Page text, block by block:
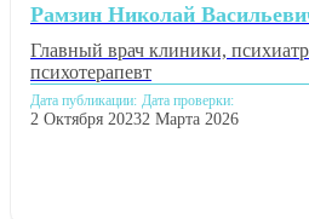
Рамзин Николай
Главный врач клиники,
психотерапевт
Дата публикации:
2 Октября 2023
Дата проверки:
2 Марта 2026